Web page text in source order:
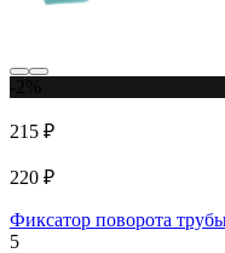
215 ₽
220 ₽
Фиксатор поворота
5